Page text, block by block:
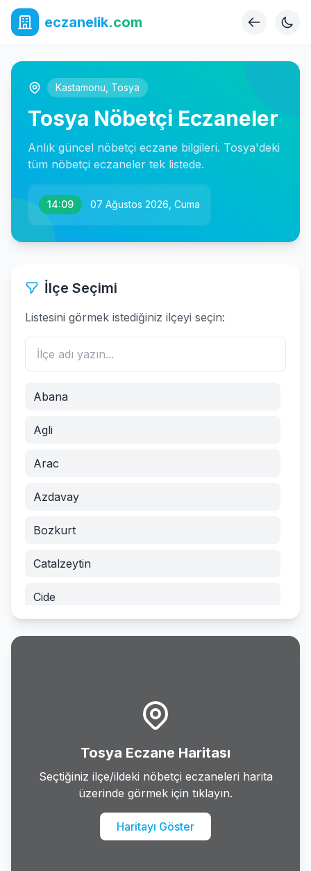
eczanelik.com
Kastamonu Tosya
Tosya Nöbetçi Eczaneler
Anlık güncel nöbetçi eczane bilgileri. Tosya'deki
tüm nöbetçi eczaneler tek listede.
14:09 07 Ağustos 2026, Cuma
İlçe Seçimi
Listesini görmek istediğiniz ilçeyi seçin:
Abana
Agli
Arac
Azdavay
Bozkurt
Catalzeytin
Cide
Tosya Eczane Haritası
Seçtiğiniz ilçe/ildeki nöbetçi eczaneleri harita
üzerinde görmek için tıklayın.
Haritayı Göster